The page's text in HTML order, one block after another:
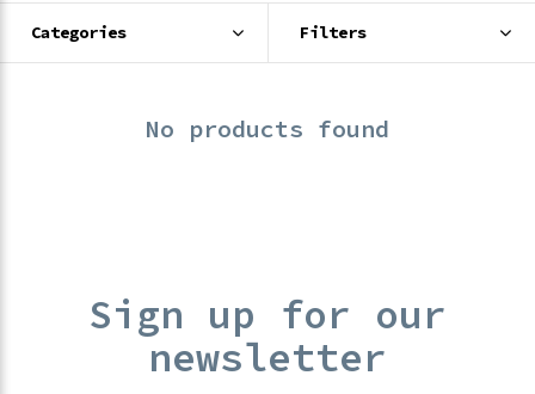
Categories Filters
No products found
Sign up for our
newsletter